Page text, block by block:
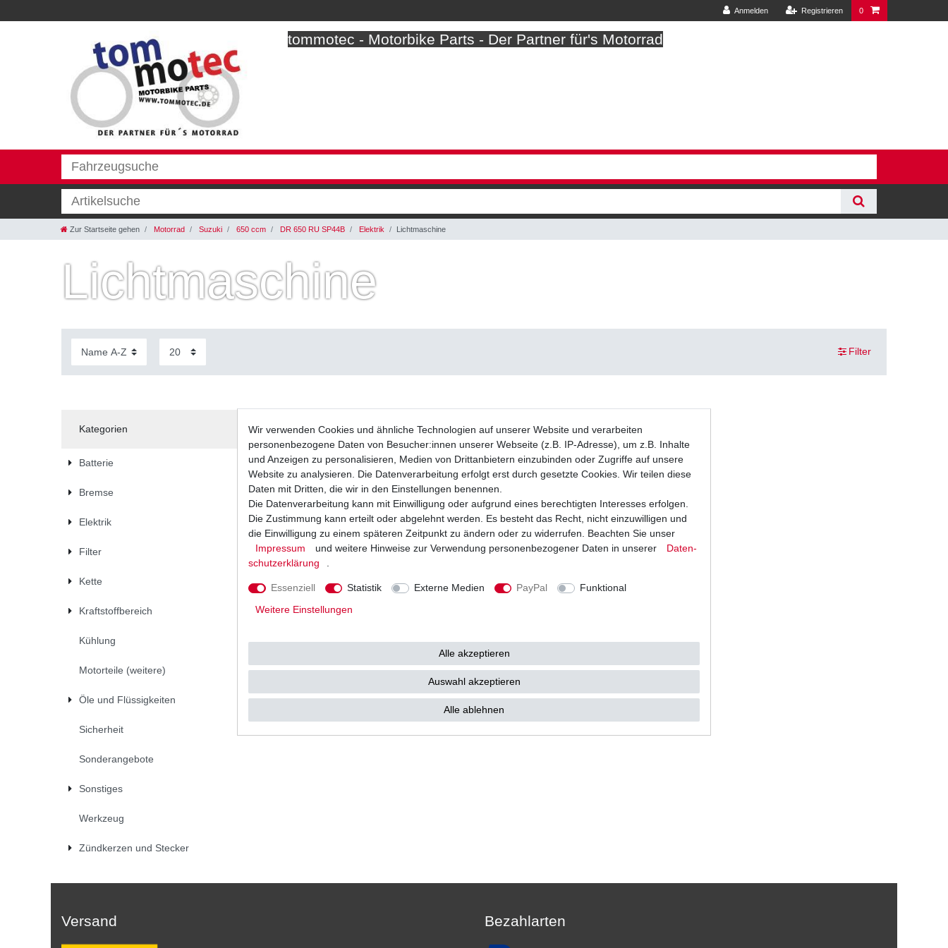
Anmelden Registrieren 0
tommotec - Motorbike Parts - Der Partner für's Motorrad
Zur Startseite gehen Motorrad Suzuki 650 ccm DR 650 RU SP44B Elektrik Lichtmaschine
Lichtmaschine
Filter
Kategorien
Batterie
Bremse
Elektrik
Filter
Kette
Kraftstoffbereich
Kühlung
Motorteile (weitere)
Öle und Flüssigkeiten
Sicherheit
Sonderangebote
Sonstiges
Werkzeug
Zündkerzen und Stecker
Impulsgeber Lima Suzuki DR650 SP41 SP42 SP43
29,80 € *
*inkl. ges. MwSt.zzgl.Versandkosten
Versand Bezahlarten
Wir verwenden Cookies und ähnliche Technologien auf unserer Website und verarbeiten
personenbezogene Daten von Besucher:innen unserer Webseite (z.B. IP-Adresse), um z.B. Inhalte
und Anzeigen zu personalisieren, Medien von Drittanbietern einzubinden oder Zugriffe auf unsere
Website zu analysieren. Die Datenverarbeitung erfolgt erst durch gesetzte Cookies. Wir teilen diese
Daten mit Dritten, die wir in den Einstellungen benennen.
Die Datenverarbeitung kann mit Einwilligung oder aufgrund eines berechtigten Interesses erfolgen.
Die Zustimmung kann erteilt oder abgelehnt werden. Es besteht das Recht, nicht einzuwilligen und
die Einwilligung zu einem späteren Zeitpunkt zu ändern oder zu widerrufen. Beachten Sie unser
Impressum
und weitere Hinweise zur Verwendung personenbezogener Daten in unserer
Daten­
schutz­erklärung
Essenziell Statistik Externe Medien PayPal
Funktional
Weitere Einstellungen
Alle akzeptieren
Auswahl akzeptieren
Alle ablehnen